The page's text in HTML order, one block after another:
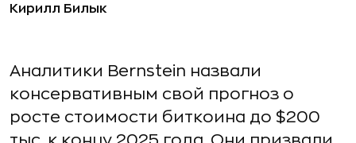
Кирилл Билык
Аналитики Bernstein назвали
консервативным свой прогноз о
росте стоимости биткоина до $200